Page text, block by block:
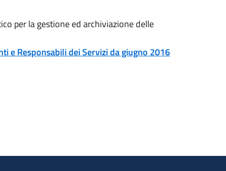
per la gestione ed archiviazione delle
e Responsabili dei Servizi da giugno 2016